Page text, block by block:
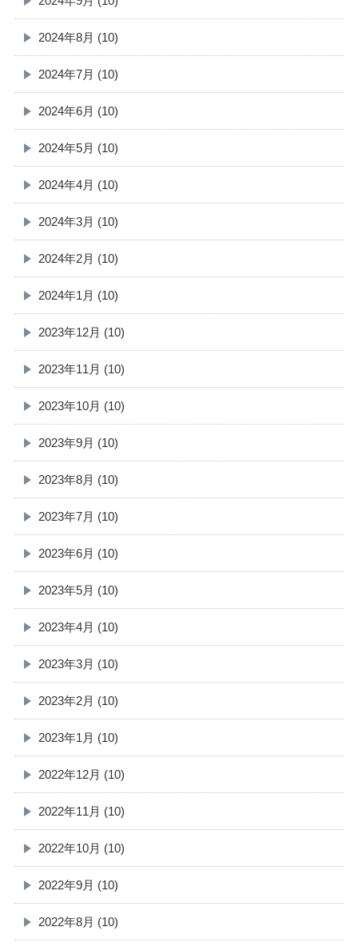
2024年8月 (10)
2024年7月 (10)
2024年6月 (10)
2024年5月 (10)
2024年4月 (10)
2024年3月 (10)
2024年2月 (10)
2024年1月 (10)
2023年12月 (10)
2023年11月 (10)
2023年10月 (10)
2023年9月 (10)
2023年8月 (10)
2023年7月 (10)
2023年6月 (10)
2023年5月 (10)
2023年4月 (10)
2023年3月 (10)
2023年2月 (10)
2023年1月 (10)
2022年12月 (10)
2022年11月 (10)
2022年10月 (10)
2022年9月 (10)
2022年8月 (10)